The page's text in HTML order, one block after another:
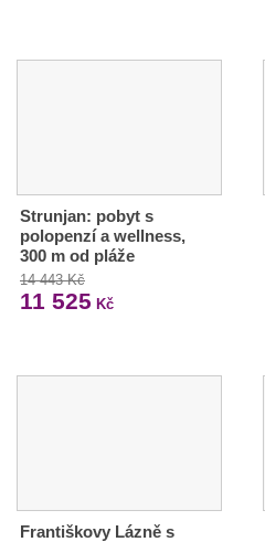
Strunjan: pobyt s
polopenzí a wellness,
300 m od pláže
14 443 Kč
11 525 Kč
Františkovy Lázně s